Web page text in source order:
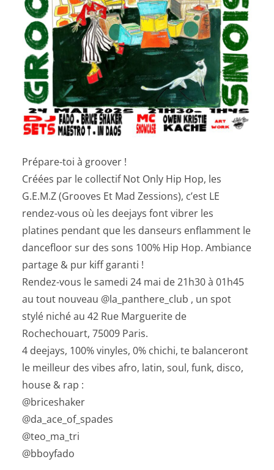
Prépare-toi à groover !
Créées par le collectif Not Only Hip Hop, les
G.E.M.Z (Grooves Et Mad Zessions), c’est LE
rendez-vous où les deejays font vibrer les
platines pendant que les danseurs enflamment le
dancefloor sur des sons 100% Hip Hop. Ambiance
partage & pur kiff garanti !
Rendez-vous le samedi 24 mai de 21h30 à 01h45
au tout nouveau @la_panthere_club , un spot
stylé niché au 42 Rue Marguerite de
Rochechouart, 75009 Paris.
4 deejays, 100% vinyles, 0% chichi, te balanceront
le meilleur des vibes afro, latin, soul, funk, disco,
house & rap :
@briceshaker
@da_ace_of_spades
@teo_ma_tri
@bboyfado